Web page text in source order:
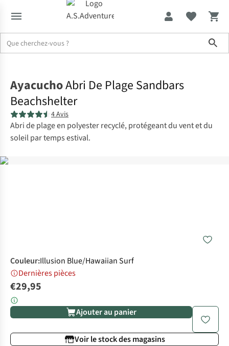
AyacuchoAbri De Plage Sandbars
Beachshelter
4 Avis
Abri de plage en polyester recyclé, protégeant du vent et du
soleil par temps estival.
Couleur:Illusion Blue/Hawaiian Surf
Dernières pièces
€29,95
Ajouter au panier
Voir le stock des magasins